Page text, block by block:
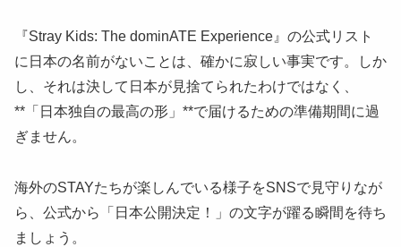
『Stray Kids: The dominATE Experience』の公式リスト
に日本の名前がないことは、確かに寂しい事実です。しか
し、それは決して日本が見捨てられたわけではなく、
**「日本独自の最高の形」**で届けるための準備期間に過
ぎません。
海外のSTAYたちが楽しんでいる様子をSNSで見守りなが
ら、公式から「日本公開決定！」の文字が躍る瞬間を待ち
ましょう。